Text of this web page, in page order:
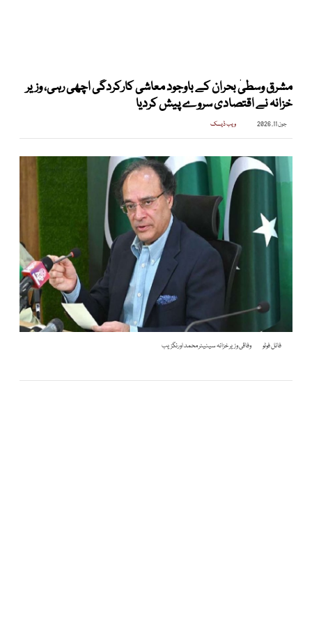
مشرق وسطیٰ بحران کے باوجود معاشی کارکردگی اچھی رہی، وزیر
خزانہ نے اقتصادی سروے پیش کردیا
جون 11, 2026 ویب ڈیسک
فائل فوٹو وفاقی وزیر خزانہ سینیٹر محمد اورنگزیب